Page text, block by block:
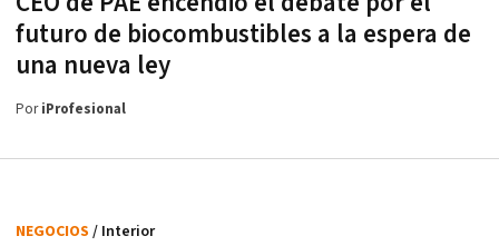
futuro de biocombustibles a la espera de
una nueva ley
PoriProfesional
NEGOCIOS / Interior